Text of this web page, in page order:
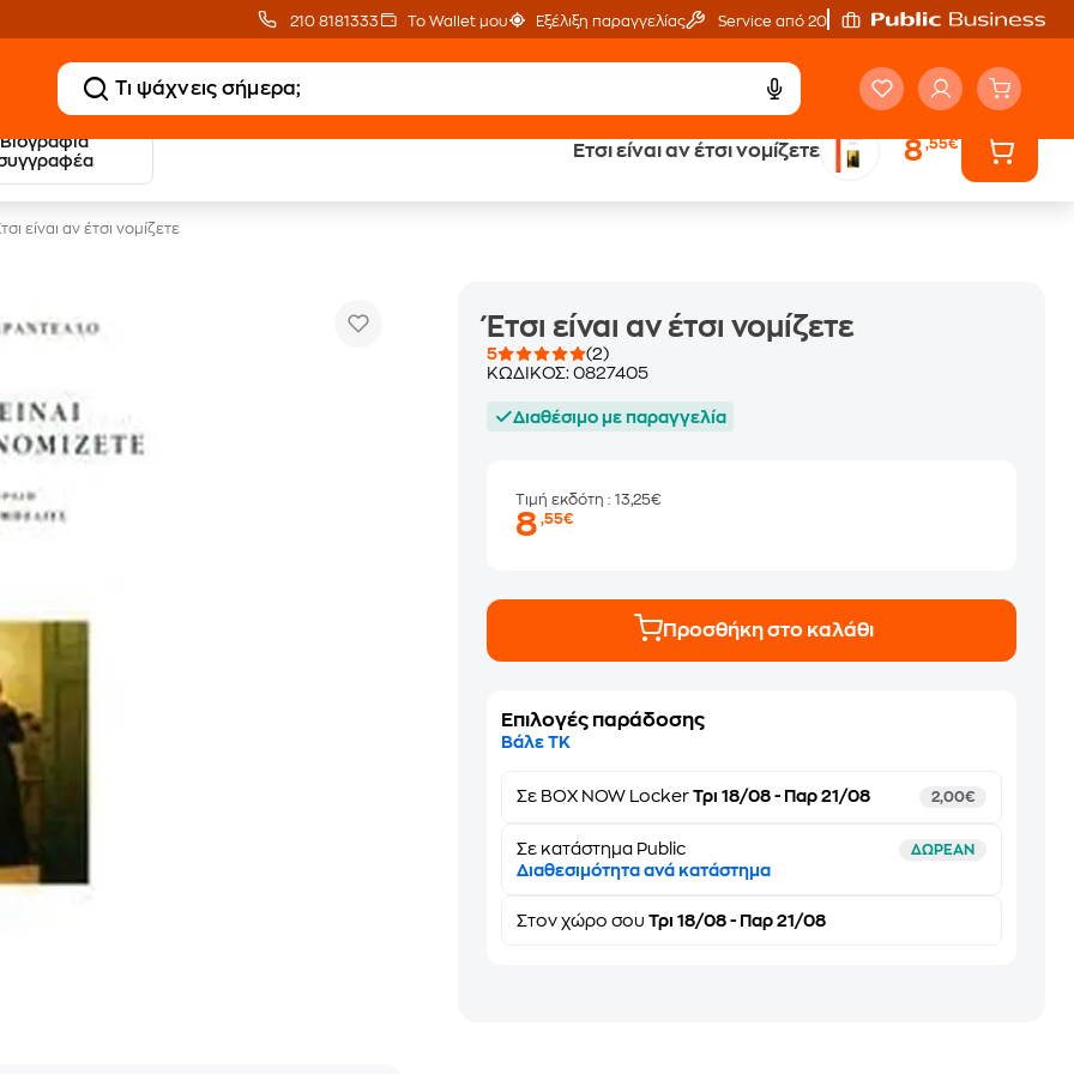
210 8181333 Το Wallet μου Εξέλιξη παραγγελίας Service από 20'
Βιογραφία
Έτσι είναι αν έτσι νομίζετε 8,55€
20 € Public επιστροφή
με Snappi
Έλα στον κόσμο
είναι αν έτσι νομίζετε
Έτσι είναι αν έτσι νομίζετε
5
(2)
ΚΩΔΙΚΟΣ:0827405
Διαθέσιμο με παραγγελία
Τιμή εκδότη: 13,25€
8,55€
Προσθήκη στο καλάθι
Επιλογές παράδοσης
Βάλε ΤΚ
Σε BOX NOW Locker Τρι 18/08 - Παρ 21/08 2,00€
Σε κατάστημα Public ΔΩΡΕΑΝ
Διαθεσιμότητα ανά κατάστημα
Στονχώρο σου Τρι 18/08 - Παρ 21/08